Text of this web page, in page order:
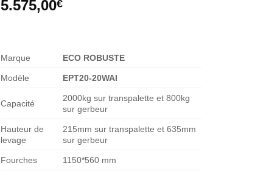
5.575,00€
Marque ECO ROBUSTE
Modèle EPT20-20WAI
Capacité
2000kg sur transpalette et 800kg
sur gerbeur
Hauteur de
levage
215mm sur transpalette et 635mm
sur gerbeur
Fourches 1150*560 mm